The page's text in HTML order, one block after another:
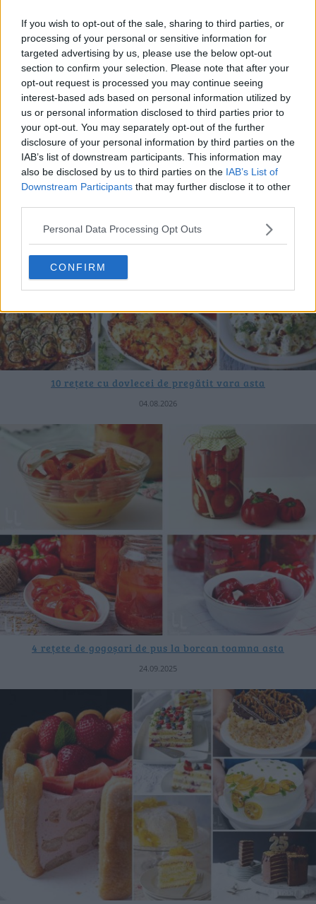
If you wish to opt-out of the sale, sharing to third parties, or
processing of your personal or sensitive information for
targeted advertising by us, please use the below opt-out
section to confirm your selection. Please note that after your
opt-out request is processed you may continue seeing
interest-based ads based on personal information utilized by
us or personal information disclosed to third parties prior to
your opt-out. You may separately opt-out of the further
disclosure of your personal information by third parties on the
IAB’s list of downstream participants. This information may
also be disclosed by us to third parties on the IAB’s List of
Downstream Participants that may further disclose it to other
Personal Data Processing Opt Outs
CONFIRM
20 de rețete de salate de vară fără prelucrare termică
06.08.2026
10 rețete cu dovlecei de pregătit vara asta
04.08.2026
4 rețete de gogoșari de pus la borcan toamna asta
24.09.2025